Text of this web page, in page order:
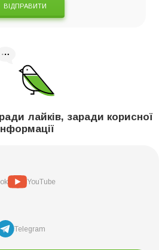
ВІДПРАВИТИ
лайків, заради корисної
YouTube
Telegram